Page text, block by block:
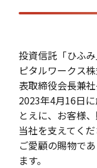
投資信託「ひふ
ピタルワークス
表取締役会長兼
2023年4月16日
とえに、お客様
当社を支えてく
ご愛顧の賜物で
ます。